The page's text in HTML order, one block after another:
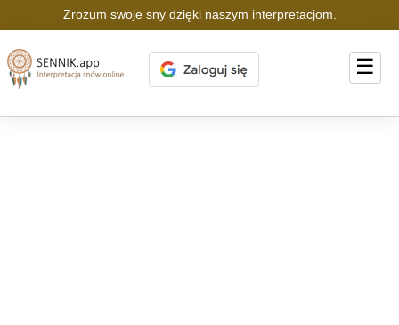
Zrozum swoje sny dzięki naszym interpretacjom.
☰